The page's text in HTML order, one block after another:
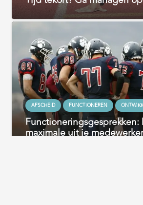
AFSCHEID FUNCTIONEREN
maximale uit je